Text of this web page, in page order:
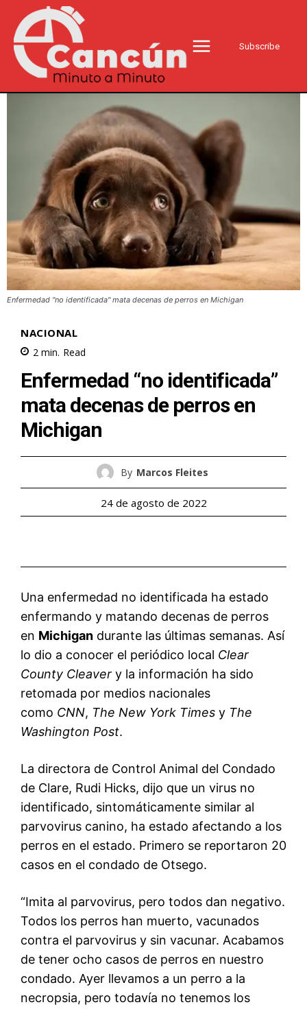
Subscribe
Enfermedad "no identificada" mata decenas de perros en Michigan
NACIONAL
2 min. Read
Enfermedad “no identificada”
mata decenas de perros en
Michigan
By Marcos Fleites
24 de agosto de 2022
Una enfermedad no identificada ha estado
enfermando y matando decenas de perros
en Michigan durante las últimas semanas. Así
lo dio a conocer el periódico local Clear
County Cleaver y la información ha sido
retomada por medios nacionales
como CNN, The New York Times y The
Washington Post.
La directora de Control Animal del Condado
de Clare, Rudi Hicks, dijo que un virus no
identificado, sintomáticamente similar al
parvovirus canino, ha estado afectando a los
perros en el estado. Primero se reportaron 20
casos en el condado de Otsego.
“Imita al parvovirus, pero todos dan negativo.
Todos los perros han muerto, vacunados
contra el parvovirus y sin vacunar. Acabamos
de tener ocho casos de perros en nuestro
condado. Ayer llevamos a un perro a la
necropsia, pero todavía no tenemos los